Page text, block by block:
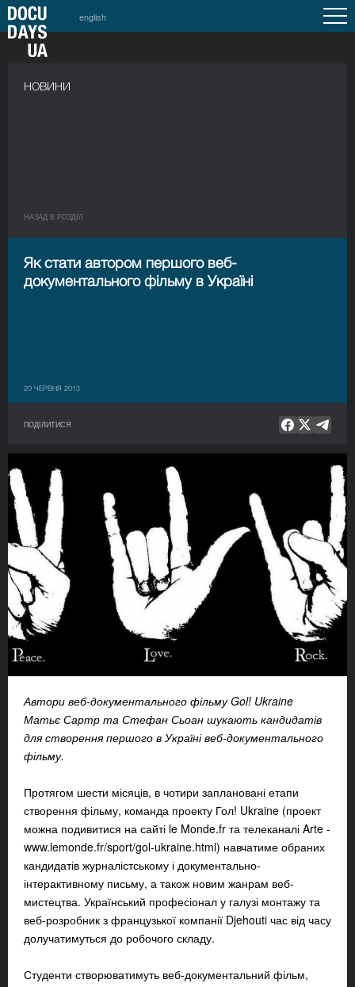
english
НОВИНИ
НАЗАД В РОЗДIЛ
Як стати автором першого веб-
документального фільму в Україні
20 ЧЕРВНЯ 2013
ПОДІЛИТИСЯ
Автори веб-документального фільму Gol! Ukraine
Матьє Сартр та Стефан Сьоан шукають кандидатів
для створення першого в Україні веб-документального
фільму.
Протягом шести місяців, в чотири заплановані етапи
створення фільму, команда проекту Гол! Ukraine (проект
можна подивитися на сайті le Monde.fr та телеканалі Arte -
www.lemonde.fr/sport/gol-ukraine.html) навчатиме обраних
кандидатів журналістському і документально-
інтерактивному письму, а також новим жанрам веб-
мистецтва. Український професіонал у галузі монтажу та
веб-розробник з французької компанії Djehouti час від часу
долучатимуться до робочого складу.
Студенти створюватимуть веб-документальний фільм,